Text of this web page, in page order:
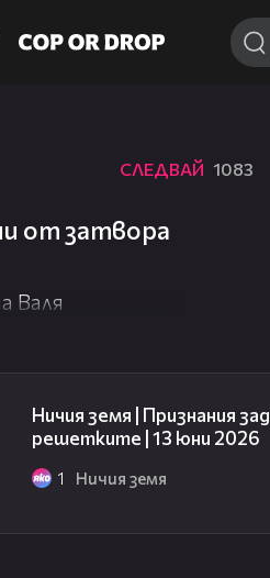
СЛЕДВАЙ 1083
от затвора
Валя
Ничия земя | Признания зад
решетките | 13 юни 2026
1 Ничия земя